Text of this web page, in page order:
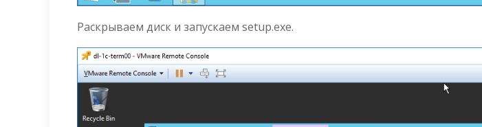
Раскрываем диск и запускаем setup.exe.